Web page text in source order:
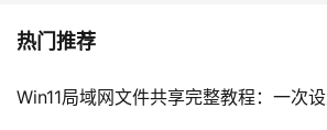
热门推荐
Win11局域网文件共享完整教程：一次